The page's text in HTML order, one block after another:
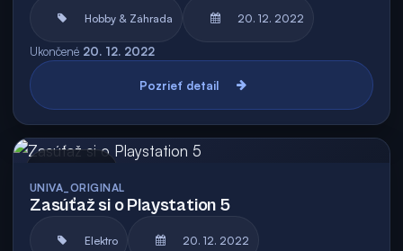
Hobby & Záhrada 20. 12. 2022
Ukončené 20. 12. 2022
Pozrieť detail
UNIVA_ORIGINAL
Zasúťaž si o Playstation 5
Elektro 20. 12. 2022